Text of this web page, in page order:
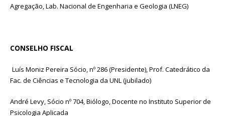
Agregação, Lab. Nacional de Engenharia e Geologia (LNEG)
CONSELHO FISCAL
Luís Moniz Pereira Sócio, nº 286 (Presidente), Prof. Catedrático da
Fac. de Ciências e Tecnologia da UNL (jubilado)
André Levy, Sócio nº 704, Biólogo, Docente no Instituto Superior de
Psicologia Aplicada